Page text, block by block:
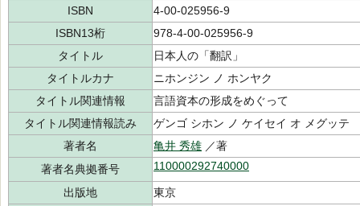
ISBN
4-00-025956-9
ISBN13桁
978-4-00-025956-9
タイトル
日本人の「翻訳」
タイトルカナ
ニホンジン ノ ホンヤク
タイトル関連情報
言語資本の形成をめぐって
タイトル関連情報読み
ゲンゴ シホン ノ ケイセイ オ メグッテ
著者名
亀井 秀雄 ／著
著者名典拠番号
110000292740000
出版地
東京